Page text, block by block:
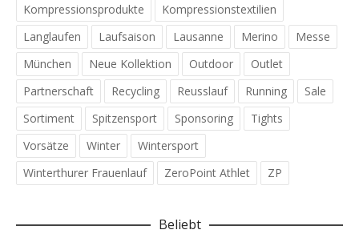
Kompressionsprodukte
Kompressionstextilien
Langlaufen
Laufsaison Lausanne Merino
Messe
München
Neue Kollektion Outdoor
Outlet
Partnerschaft
Recycling Reusslauf Running
Sale
Sortiment
Spitzensport Sponsoring
Tights
Vorsätze
Winter
Wintersport
Winterthurer Frauenlauf
ZeroPoint Athlet ZP
Beliebt